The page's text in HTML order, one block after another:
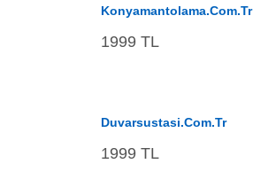
Konyamantolama.com.tr
1999 TL
Duvarsustasi.com.tr
1999 TL